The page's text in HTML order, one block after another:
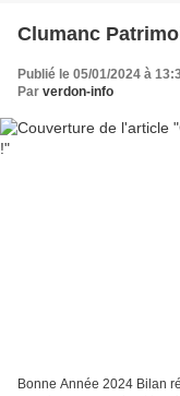
Clumanc
Publié le 05/01/2024 à
Par verdon-info
Bonne Année 2024 Bilan